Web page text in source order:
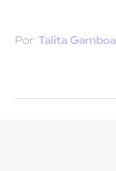
Talita Gamboa
Por: